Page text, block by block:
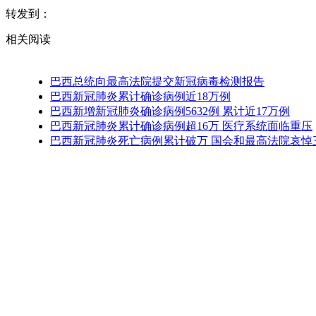
转发到：
相关阅读
巴西总统向最高法院提交新冠病毒检测报告
巴西新冠肺炎累计确诊病例近18万例
巴西新增新冠肺炎确诊病例5632例 累计近17万例
巴西新冠肺炎累计确诊病例超16万 医疗系统面临重压
巴西新冠肺炎死亡病例累计破万 国会和最高法院哀悼